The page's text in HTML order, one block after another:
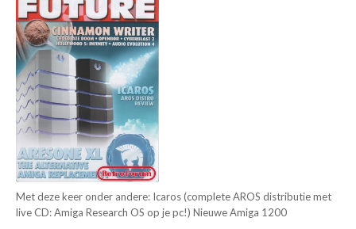
Met deze keer onder andere: Icaros (complete AROS distributie met
live CD: Amiga Research OS op je pc!) Nieuwe Amiga 1200